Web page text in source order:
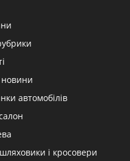
автомобілів
і кросовери